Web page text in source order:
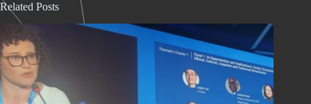
Related Posts